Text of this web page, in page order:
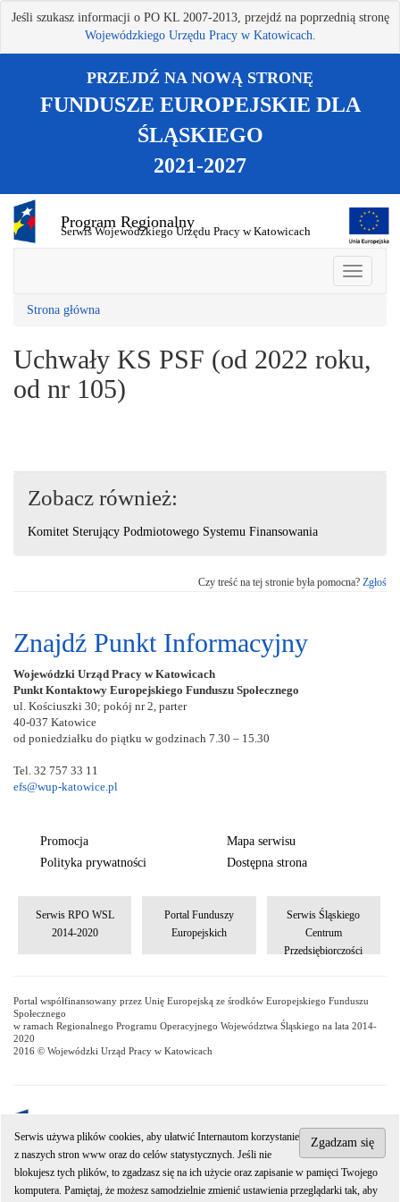
Jeśli szukasz informacji o PO KL 2007-2013, przejdź na poprzednią stronę
Wojewódzkiego Urzędu Pracy w Katowicach.
PRZEJDŹ NA NOWĄ STRONĘ
FUNDUSZE EUROPEJSKIE DLA
ŚLĄSKIEGO
2021-2027
Program Regionalny
Serwis Wojewódzkiego Urzędu Pracy w Katowicach
Strona główna
Uchwały KS PSF (od 2022 roku,
od nr 105)
Zobacz również:
Komitet Sterujący Podmiotowego Systemu Finansowania
Czy treść na tej stronie była pomocna? Zgłoś
Znajdź Punkt Informacyjny
Wojewódzki Urząd Pracy w Katowicach
Punkt Kontaktowy Europejskiego Funduszu Społecznego
ul. Kościuszki 30; pokój nr 2, parter
40-037 Katowice
od poniedziałku do piątku w godzinach 7.30 – 15.30
Tel. 32 757 33 11
efs@wup-katowice.pl
Promocja
Mapa serwisu
Polityka prywatności
Dostępna strona
Serwis RPO WSL
2014-2020
Portal Funduszy
Europejskich
Serwis Śląskiego
Centrum
Przedsiębiorczości
Portal współfinansowany przez Unię Europejską ze środków Europejskiego Funduszu
Społecznego
w ramach Regionalnego Programu Operacyjnego Województwa Śląskiego na lata 2014-
2020
2016 © Wojewódzki Urząd Pracy w Katowicach
Wojewódzki Urząd Pracy w Katowicach jest jednostką organizacyjną
Samorządu Województwa Śląskiego.
Zgadzam się
Serwis używa plików cookies, aby ułatwić Internautom korzystanie
z naszych stron www oraz do celów statystycznych. Jeśli nie
blokujesz tych plików, to zgadzasz się na ich użycie oraz zapisanie w pamięci Twojego
komputera. Pamiętaj, że możesz samodzielnie zmienić ustawienia przeglądarki tak, aby